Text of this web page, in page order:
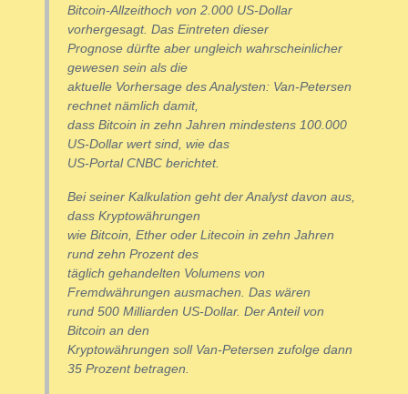
Bitcoin-Allzeithoch von 2.000 US-Dollar
vorhergesagt. Das Eintreten dieser
Prognose dürfte aber ungleich wahrscheinlicher
gewesen sein als die
aktuelle Vorhersage des Analysten: Van-Petersen
rechnet nämlich damit,
dass Bitcoin in zehn Jahren mindestens 100.000
US-Dollar wert sind, wie das
US-Portal CNBC berichtet.
Bei seiner Kalkulation geht der Analyst davon aus,
dass Kryptowährungen
wie Bitcoin, Ether oder Litecoin in zehn Jahren
rund zehn Prozent des
täglich gehandelten Volumens von
Fremdwährungen ausmachen. Das wären
rund 500 Milliarden US-Dollar. Der Anteil von
Bitcoin an den
Kryptowährungen soll Van-Petersen zufolge dann
35 Prozent betragen.